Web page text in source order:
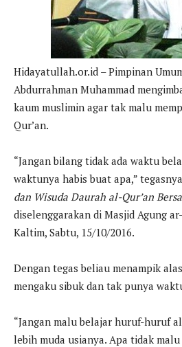
Hidayatullah.or.id – Pimpinan
Abdurrahman Muhammad
kaum muslimin agar tak malu
Qur’an.
“Jangan bilang tidak ada waktu
waktunya habis buat apa,”
dan Wisuda Daurah al-Qur’an
diselenggarakan di Masjid Agung
Kaltim, Sabtu, 15/10/2016.
Dengan tegas beliau menampik
mengaku sibuk dan tak punya
“Jangan malu belajar huruf-huruf
lebih muda usianya. Apa tidak